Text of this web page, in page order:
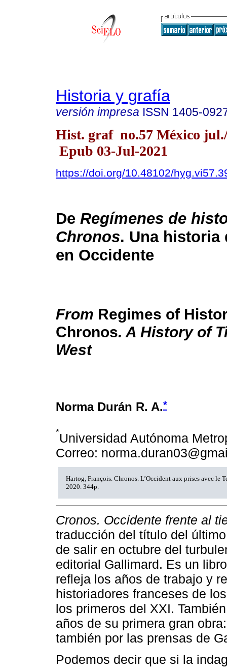
Historia y grafía
versión impresa ISSN 1405-
Hist. graf no.57 México
Epub 03-Jul-2021
https://doi.org/10.48102/
De Regímenes de
Chronos. Una historia
en Occidente
From Regimes of
Chronos. A History of
West
Norma Durán R. A.*
*Universidad Autónoma
Correo:
Hartog, François. Chronos. L’Occident aux prises avec le
2020. 344p.
Cronos. Occidente frente al
traducción del título del
de salir en octubre del
editorial Gallimard. Es un
refleja los años de trabajo y
historiadores franceses de
los primeros del XXI.
años de su primera gran
también por las prensas de
Podemos decir que si la